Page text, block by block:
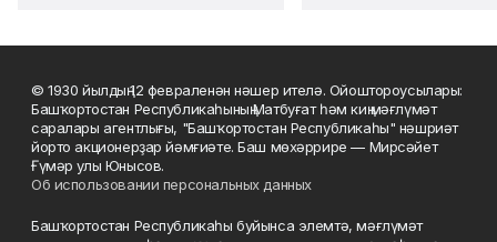
© 1930 йылдың 12 февраленән нәшер ителә. Ойоштороусылары:
Башҡортостан Республикаһының Матбуғат һәм киң мәғлүмәт
саралары агентлығы, "Башҡортостан Республикаһы" нәшриәт
йорто акционерҙар йәмғиәте. Баш мөхәррире — Мирсәйет
Ғүмәр улы Юнысов.
Об использовании персональных данных
Башҡортостан Республикаһы буйынса элемтә, мәғлүмәт